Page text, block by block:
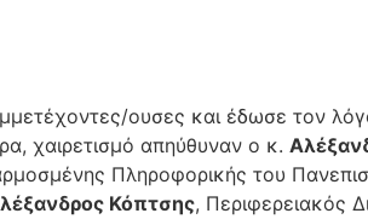
ουσες και έδωσε τον
χαιρετισμό απηύθυναν ο κ.
Πληροφορικής του
Κόπτσης, Περιφερειακός